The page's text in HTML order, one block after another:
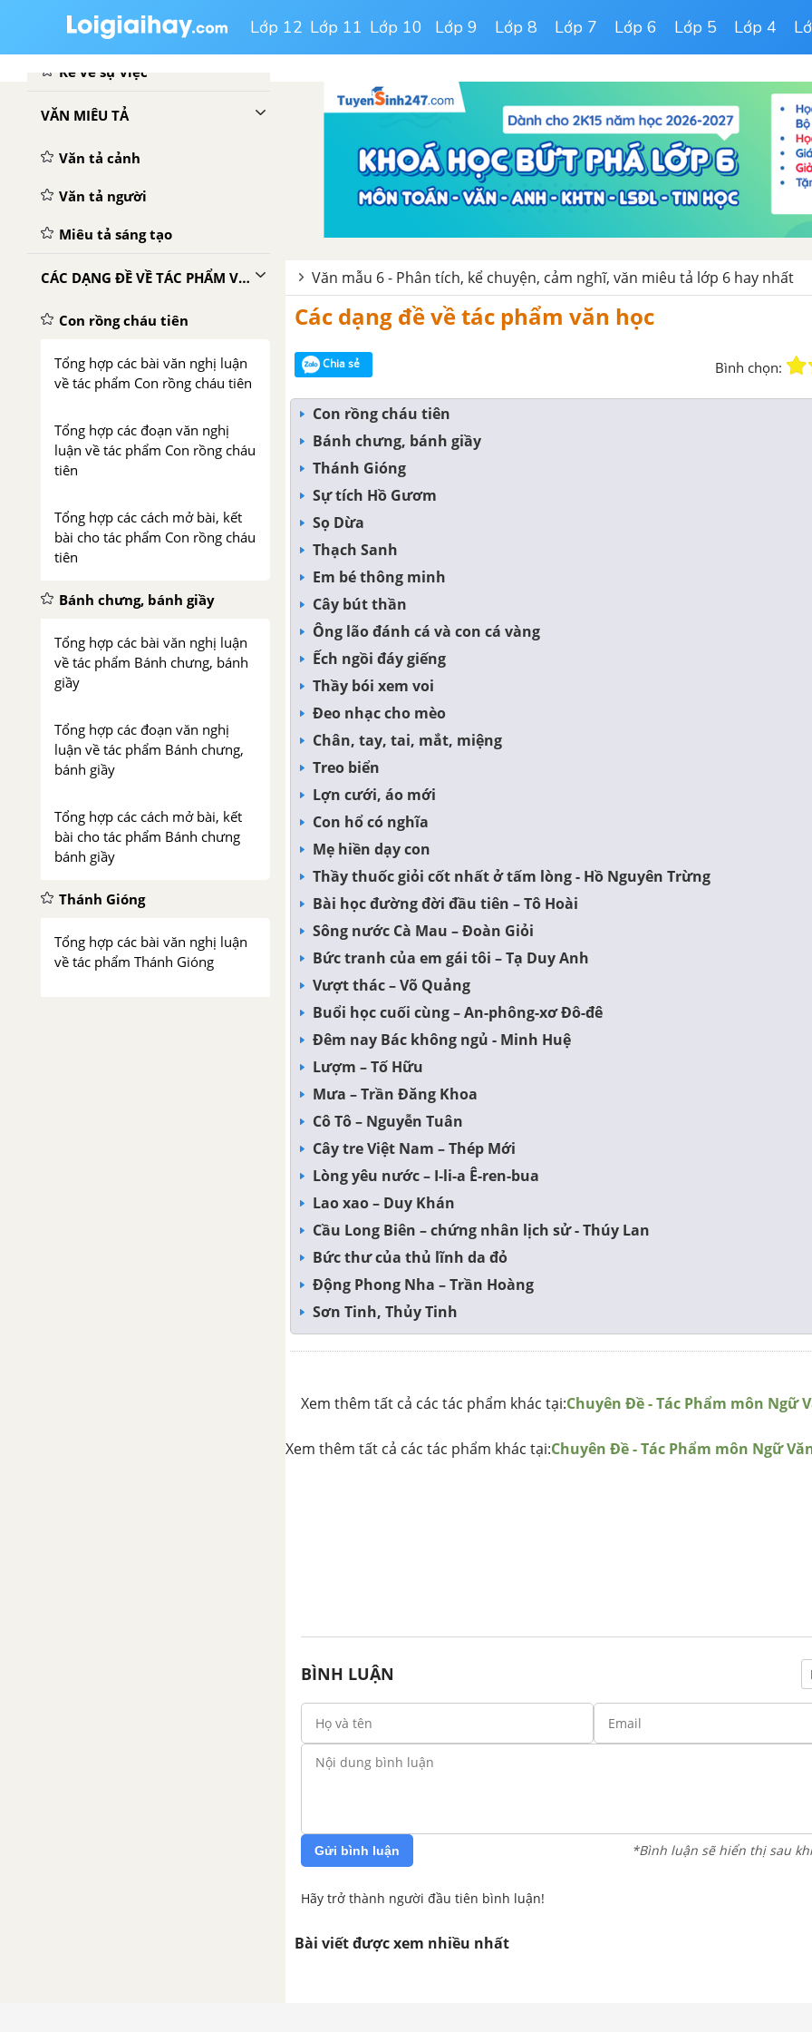
Lớp 12 Lớp 11 Lớp 10 Lớp 9 Lớp 8 Lớp 7 Lớp 6 Lớp 5 Lớp 4
Kể về người
Kể về sự việc
VĂN MIÊU TẢ
Văn tả cảnh
Văn tả người
Miêu tả sáng tạo
CÁC DẠNG ĐỀ VỀ TÁC PHẨM VĂN HỌC
Con rồng cháu tiên
Tổng hợp các bài văn nghị luận
về tác phẩm Con rồng cháu tiên
Tổng hợp các đoạn văn nghị
luận về tác phẩm Con rồng cháu
tiên
Tổng hợp các cách mở bài, kết
bài cho tác phẩm Con rồng cháu
tiên
Bánh chưng, bánh giầy
Tổng hợp các bài văn nghị luận
về tác phẩm Bánh chưng, bánh
giầy
Tổng hợp các đoạn văn nghị
luận về tác phẩm Bánh chưng,
bánh giầy
Tổng hợp các cách mở bài, kết
bài cho tác phẩm Bánh chưng
bánh giầy
Thánh Gióng
Tổng hợp các bài văn nghị luận
về tác phẩm Thánh Gióng
Văn mẫu 6 - Phân tích, kể chuyện, cảm nghĩ, văn miêu tả lớp 6 hay nhất
Các dạng đề về tác phẩm văn học
Chia sẻ Bình chọn:
Con rồng cháu tiên
Bánh chưng, bánh giầy
Thánh Gióng
Sự tích Hồ Gươm
Sọ Dừa
Thạch Sanh
Em bé thông minh
Cây bút thần
Ông lão đánh cá và con cá vàng
Ếch ngồi đáy giếng
Thầy bói xem voi
Đeo nhạc cho mèo
Chân, tay, tai, mắt, miệng
Treo biển
Lợn cưới, áo mới
Con hổ có nghĩa
Mẹ hiền dạy con
Thầy thuốc giỏi cốt nhất ở tấm lòng - Hồ Nguyên Trừng
Bài học đường đời đầu tiên – Tô Hoài
Sông nước Cà Mau – Đoàn Giỏi
Bức tranh của em gái tôi – Tạ Duy Anh
Vượt thác – Võ Quảng
Buổi học cuối cùng – An-phông-xơ Đô-đê
Đêm nay Bác không ngủ - Minh Huệ
Lượm – Tố Hữu
Mưa – Trần Đăng Khoa
Cô Tô – Nguyễn Tuân
Cây tre Việt Nam – Thép Mới
Lòng yêu nước – I-li-a Ê-ren-bua
Lao xao – Duy Khán
Cầu Long Biên – chứng nhân lịch sử - Thúy Lan
Bức thư của thủ lĩnh da đỏ
Động Phong Nha – Trần Hoàng
Sơn Tinh, Thủy Tinh
Xem thêm tất cả các tác phẩm khác tại:Chuyên Đề - Tác Phẩm môn Ngữ
Xem thêm tất cả các tác phẩm khác tại:Chuyên Đề - Tác Phẩm môn Ngữ
BÌNH LUẬN
Gửi bình luận *Bình luận sẽ hiển thị sau
Hãy trở thành người đầu tiên bình luận!
Bài viết được xem nhiều nhất